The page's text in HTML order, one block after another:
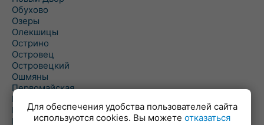
Обухово
Озеры
Олекшицы
Острино
Островец
Островецкий
Ошмяны
Первомайская
Первомайский
Пески
Петревичи
Для обеспечения удобства пользователей сайта
используются cookies. Вы можете отказаться